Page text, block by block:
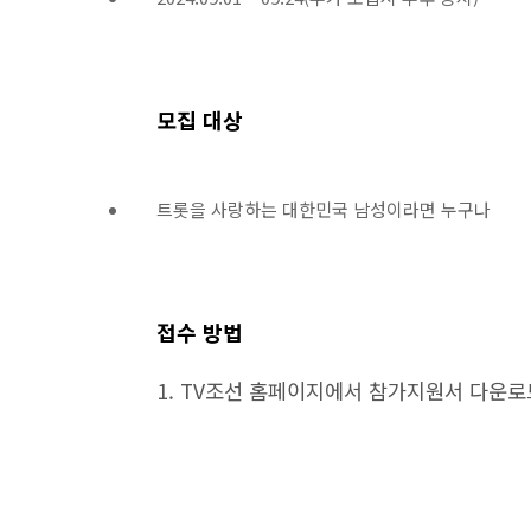
모집 대상
트롯을 사랑하는 대한민국 남성이라면 누구나
접수 방법
1. TV조선 홈페이지에서 참가지원서 다운